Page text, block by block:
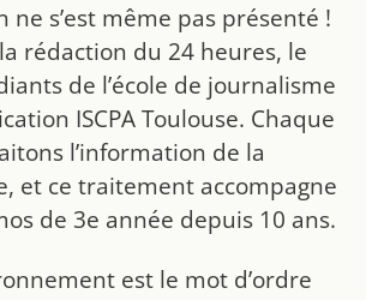
ne s’est même pas présenté !
rédaction du 24 heures, le
de l’école de journalisme
ISCPA Toulouse. Chaque
l’information de la
et ce traitement accompagne
de 3e année depuis 10 ans.
est le mot d’ordre